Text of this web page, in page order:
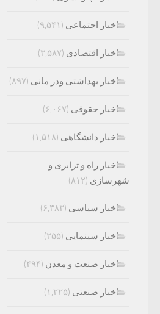
اخبار اجتماعی (۹,۵۴۱)
اخبار اقتصادی (۳,۵۸۷)
اخبار بهداشتی ودر مانی (۸۹۷)
اخبار حقوقی (۶,۰۶۷)
اخبار دانشگاهی (۱,۵۱۸)
اخبار راه و ترابری و
شهرسازی (۸۱۲)
اخبار سیاسی (۶,۳۸۳)
اخبار سینمایی (۲۵۵)
اخبار صنعت و معدن (۴۹۴)
اخبار صنعتی (۱,۲۲۵)